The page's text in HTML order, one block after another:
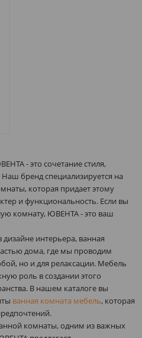
- это сочетание стиля,
бренд специализируется на
которая придает этому
и функциональность. Если вы
комнату, ЮВЕНТА - это ваш
интерьера, ванная
дома, где мы проводим
но и для релаксации. Мебель
роль в создании этого
В нашем каталоге вы
ванная комната мебель, которая
комнаты, одним из важных